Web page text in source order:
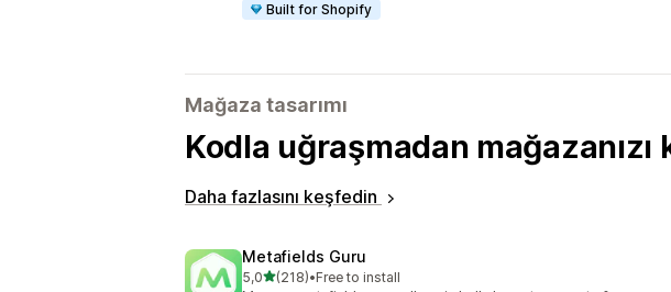
Built for Shopify
Mağaza tasarımı
Kodla uğraşmadan
Daha fazlasını keşfedin
Metafields Guru
5,05 yıldız üzerinden
(218)
toplam 218 değerlendirme
•Free to install